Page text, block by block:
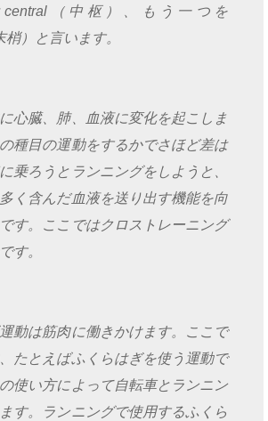
（中枢）、もう一つを
）と言います。
心臓、肺、血液に変化を起こしま
種目の運動をするかでさほど差は
乗ろうとランニングをしようと、
く含んだ血液を送り出す機能を向
す。ここではクロストレーニング
す。
動は筋肉に働きかけます。ここで
たとえばふくらはぎを使う運動で
使い方によって自転車とランニン
す。ランニングで使用するふくら